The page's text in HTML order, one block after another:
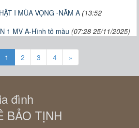
I MÙA VỌNG -NĂM A (13:52
1 MV A-Hình tô màu (07:28 25/11/2025)
1 2 3 4 »
đình
BẢO TỊNH